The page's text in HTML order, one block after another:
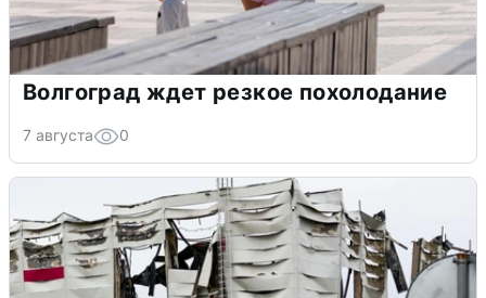
Волгоград ждет резкое похолодание
7 августа 0